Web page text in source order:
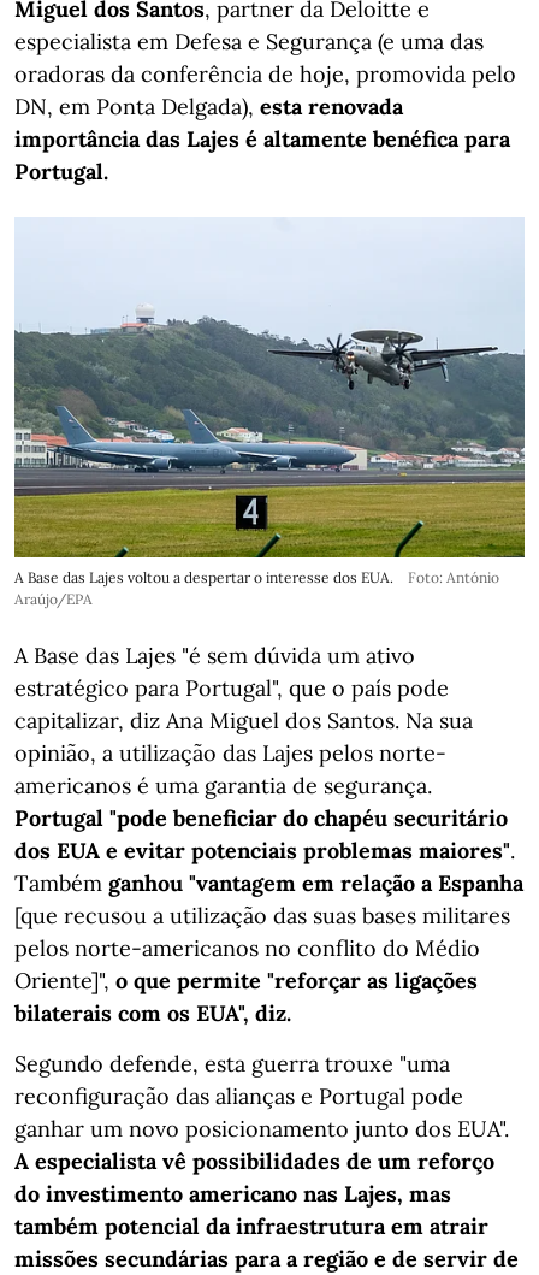
Miguel dos Santos, partner da Deloitte e
especialista em Defesa e Segurança (e uma das
oradoras da conferência de hoje, promovida pelo
DN, em Ponta Delgada), esta renovada
importância das Lajes é altamente benéfica para
Portugal.
A Base das Lajes voltou a despertar o interesse dos EUA.
Foto: António
Araújo/EPA
A Base das Lajes "é sem dúvida um ativo
estratégico para Portugal", que o país pode
capitalizar, diz Ana Miguel dos Santos. Na sua
opinião, a utilização das Lajes pelos norte-
americanos é uma garantia de segurança.
Portugal "pode beneficiar do chapéu securitário
dos EUA e evitar potenciais problemas maiores".
Também ganhou "vantagem em relação a Espanha
[que recusou a utilização das suas bases militares
pelos norte-americanos no conflito do Médio
Oriente]", o que permite "reforçar as ligações
bilaterais com os EUA", diz.
Segundo defende, esta guerra trouxe "uma
reconfiguração das alianças e Portugal pode
ganhar um novo posicionamento junto dos EUA".
A especialista vê possibilidades de um reforço
do investimento americano nas Lajes, mas
também potencial da infraestrutura em atrair
missões secundárias para a região e de servir de